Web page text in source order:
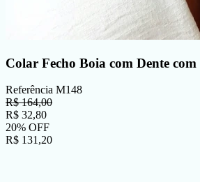
Colar Fecho Boia com Dente
Referência M148
R$164,00
R$ 32,80
20% OFF
R$ 131,20